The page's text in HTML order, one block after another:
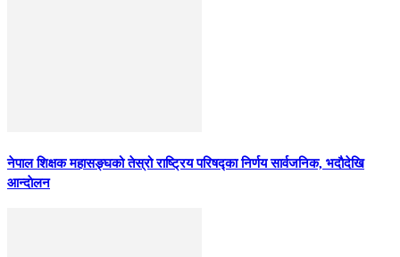
नेपाल शिक्षक महासङ्घको तेस्रो राष्ट्रिय परिषद्का निर्णय सार्वजनिक, भदाैदेखि
आन्दाेलन